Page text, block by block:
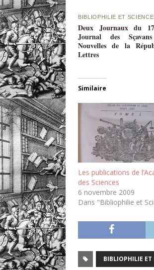
BIBLIOPHILIE ET
Deux Journaux du
Journal des
Nouvelles de la
Lettres
Similaire
Les publications de
des Sciences
6 novembre 2009
Dans "Bibliophilie et
BIBLIOPHILIE ET